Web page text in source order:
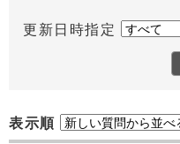
更新日時指定
表示順